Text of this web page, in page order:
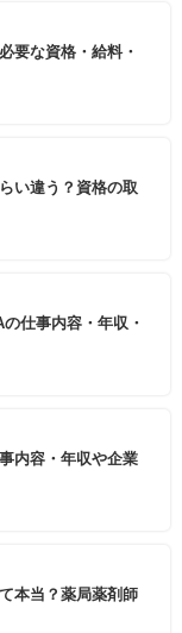
要な資格・給料・
い違う？資格の取
仕事内容・年収・
内容・年収や企業
本当？薬局薬剤師